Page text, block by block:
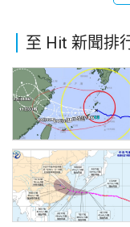
至 Hit 新聞排